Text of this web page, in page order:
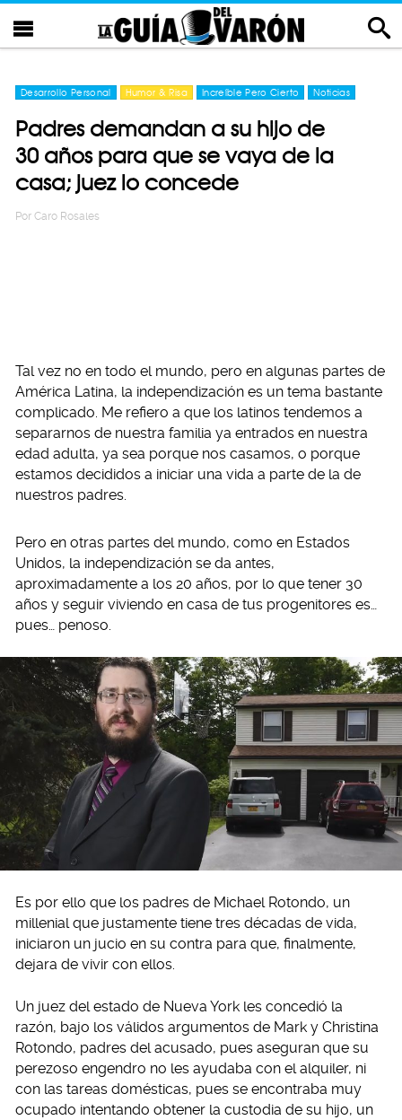
Desarrollo Personal Humor & Risa Increíble Pero Cierto Noticias
Padres demandan a su hijo de
30 años para que se vaya de la
casa; juez lo concede
Por Caro Rosales
Tal vez no en todo el mundo, pero en algunas partes de
América Latina, la independización es un tema bastante
complicado. Me refiero a que los latinos tendemos a
separarnos de nuestra familia ya entrados en nuestra
edad adulta, ya sea porque nos casamos, o porque
estamos decididos a iniciar una vida a parte de la de
nuestros padres.
Pero en otras partes del mundo, como en Estados
Unidos, la independización se da antes,
aproximadamente a los 20 años, por lo que tener 30
años y seguir viviendo en casa de tus progenitores es…
pues… penoso.
Es por ello que los padres de Michael Rotondo, un
millenial que justamente tiene tres décadas de vida,
iniciaron un jucio en su contra para que, finalmente,
dejara de vivir con ellos.
Un juez del estado de Nueva York les concedió la
razón, bajo los válidos argumentos de Mark y Christina
Rotondo, padres del acusado, pues aseguran que su
perezoso engendro no les ayudaba con el alquiler, ni
con las tareas domésticas, pues se encontraba muy
ocupado intentando obtener la custodia de su hijo, un